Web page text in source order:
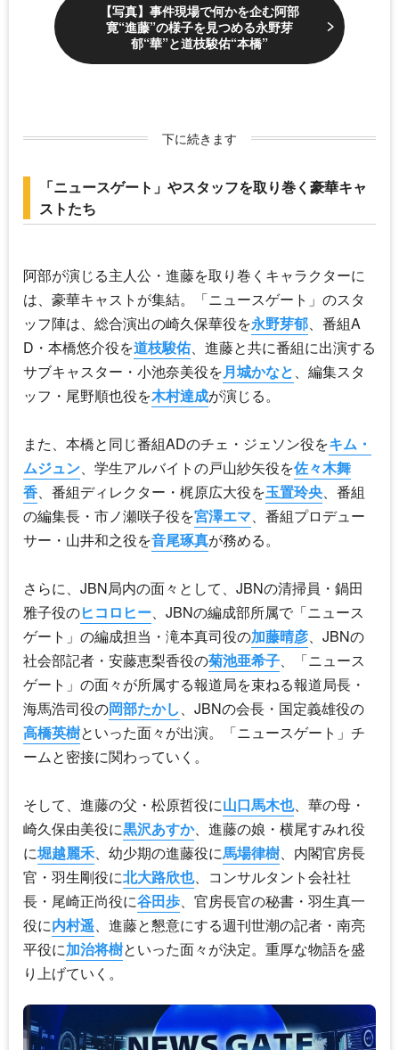
【写真】事件現場で何かを企む阿部
寛“進藤”の様子を見つめる永野芽
郁“華”と道枝駿佑“本橋”
下に続きます
「ニュースゲート」やスタッフを取り巻く豪華キャ
ストたち
阿部が演じる主人公・進藤を取り巻くキャラクターに
は、豪華キャストが集結。「ニュースゲート」のスタ
ッフ陣は、総合演出の崎久保華役を永野芽郁、番組A
D・本橋悠介役を道枝駿佑、進藤と共に番組に出演する
サブキャスター ・小池奈美役を月城かなと、編集スタ
ッフ・尾野順也役を木村達成が演じる。
また、本橋と同じ番組ADのチェ・ジェソン役をキム・
ムジュン、学生アルバイトの戸山紗矢役を佐々木舞
香、番組ディレクター・梶原広大役を玉置玲央、番組
の編集長・市ノ瀬咲子役を宮澤エマ、番組プロデュー
サー・山井和之役を音尾琢真が務める。
さらに、JBN局内の面々として、JBNの清掃員・鍋田
雅子役のヒコロヒー、JBNの編成部所属で「ニュース
ゲート」の編成担当・滝本真司役の加藤晴彦、JBNの
社会部記者・安藤恵梨香役の菊池亜希子、「ニュース
ゲート」の面々が所属する報道局を束ねる報道局長・
海馬浩司役の岡部たかし、JBNの会長・国定義雄役の
高橋英樹といった面々が出演。「ニュースゲート」チ
ームと密接に関わっていく。
そして、進藤の父・松原哲役に山口馬木也、華の母・
崎久保由美役に黒沢あすか、進藤の娘・横尾すみれ役
に堀越麗禾、幼少期の進藤役に馬場律樹、内閣官房長
官・羽生剛役に北大路欣也、コンサルタント会社社
長・尾崎正尚役に谷田歩、官房長官の秘書・羽生真一
役に内村遥、進藤と懇意にする週刊世潮の記者・南亮
平役に加治将樹といった面々が決定。重厚な物語を盛
り上げていく。